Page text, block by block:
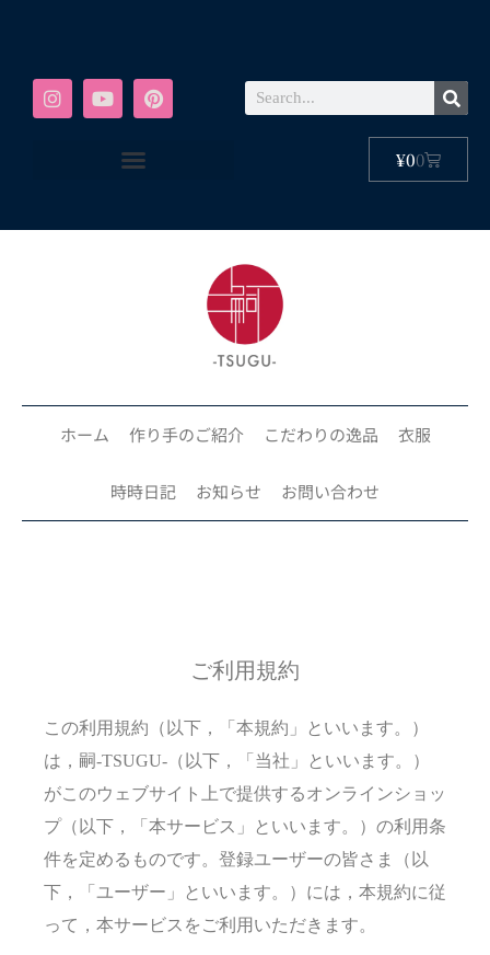
¥00
ホーム 作り手のご紹介 こだわりの逸品 衣服
時時日記 お知らせ お問い合わせ
ご利用規約
この利用規約（以下，「本規約」といいます。）
は，嗣-TSUGU-（以下，「当社」といいます。）
がこのウェブサイト上で提供するオンラインショッ
プ（以下，「本サービス」といいます。）の利用条
件を定めるものです。登録ユーザーの皆さま（以
下，「ユーザー」といいます。）には，本規約に従
って，本サービスをご利用いただきます。